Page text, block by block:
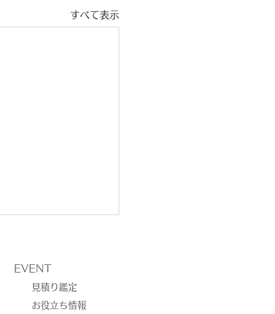
すべて表示
EVENT
見積り鑑定
お役立ち情報